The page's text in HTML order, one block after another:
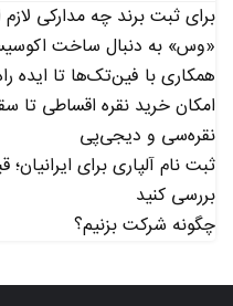
برای ثبت برند چه مدارکی
«وس» به دنبال ساخت
همکاری با فین‌تک‌ها تا ایده
نقره‌سی و دیجی‌پی
ثبت نام آلپاری برای
بررسی کنید
چگونه شرکت بزنیم؟